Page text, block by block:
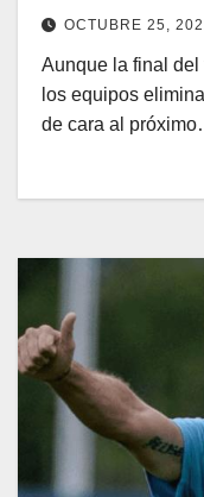
OCTUBRE 25,
Aunque la final del
los equipos
de cara al